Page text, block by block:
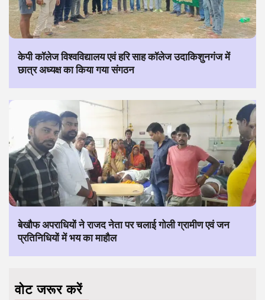
केपी कॉलेज विश्वविद्यालय एवं हरि साह कॉलेज उदाकिशुनगंज में
छात्र अध्यक्ष का किया गया संगठन
बेखौफ अपराधियों ने राजद नेता पर चलाई गोली ग्रामीण एवं जन
प्रतिनिधियों में भय का माहौल
वोट जरूर करें